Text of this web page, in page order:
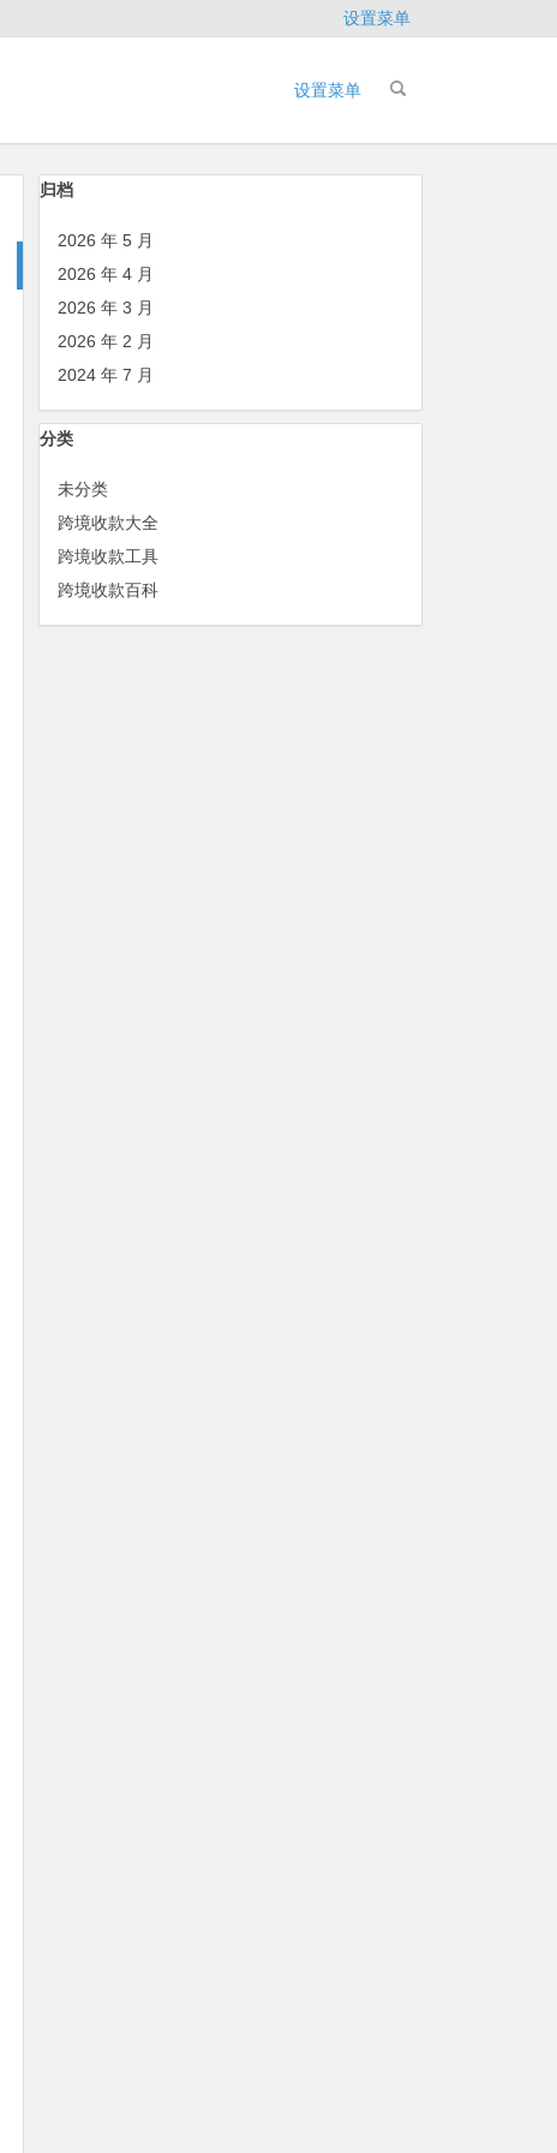
设置菜单
设置菜单
归档
2026 年 5 月
2026 年 4 月
2026 年 3 月
2026 年 2 月
2024 年 7 月
分类
未分类
跨境收款大全
跨境收款工具
跨境收款百科